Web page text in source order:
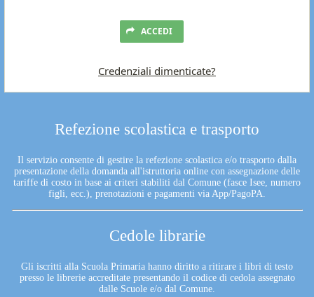
Refezione scolastica e trasporto
Il servizio consente di gestire la refezione scolastica e/o trasporto dalla
presentazione della domanda all'istruttoria online con assegnazione delle
tariffe di costo in base ai criteri stabiliti dal Comune (fasce Isee, numero
figli, ecc.), prenotazioni e pagamenti via App/PagoPA.
Cedole librarie
Gli iscritti alla Scuola Primaria hanno diritto a ritirare i libri di testo
presso le librerie accreditate presentando il codice di cedola assegnato
dalle Scuole e/o dal Comune.
ACCEDI
Credenziali dimenticate?